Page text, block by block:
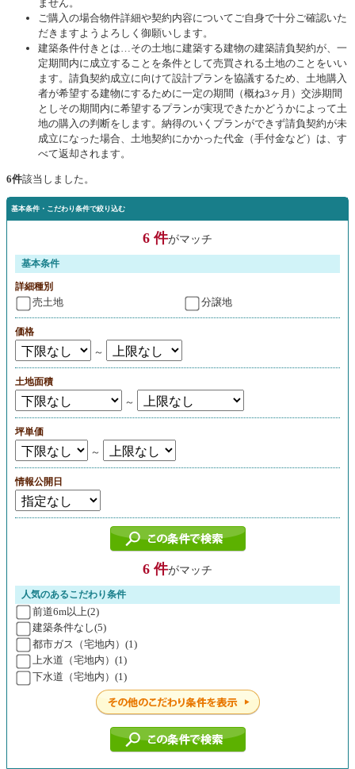
ません。
ご購入の場合物件詳細や契約内容についてご自身で十分ご確認いた
だきますようよろしく御願いします。
建築条件付きとは…その土地に建築する建物の建築請負契約が、一
定期間内に成立することを条件として売買される土地のことをいい
ます。請負契約成立に向けて設計プランを協議するため、土地購入
者が希望する建物にするために一定の期間（概ね3ヶ月）交渉期間
としその期間内に希望するプランが実現できたかどうかによって土
地の購入の判断をします。納得のいくプランができず請負契約が未
成立になった場合、土地契約にかかった代金（手付金など）は、す
べて返却されます。
6件該当しました。
基本条件・こだわり条件で絞り込む
6 件がマッチ
基本条件
詳細種別
売土地 分譲地
価格
～
土地面積
～
坪単価
～
情報公開日
6 件がマッチ
人気のあるこだわり条件
前道6m以上(2)
建築条件なし(5)
都市ガス（宅地内）(1)
上水道（宅地内）(1)
下水道（宅地内）(1)